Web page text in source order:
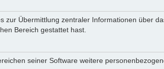
zur Übermittlung zentraler Informationen über
Bereich gestattet hast.
seiner Software weitere